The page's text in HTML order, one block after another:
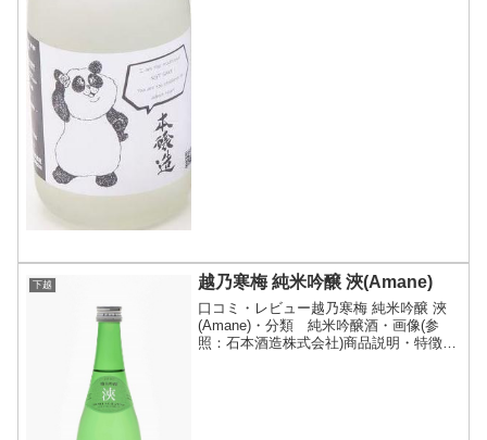
下越 越乃寒梅 純米吟醸 浹(Amane)
口コミ・レビュー越乃寒梅 純米吟醸 浹
(Amane)・分類 純米吟醸酒・画像(参
照：石本酒造株式会社)商品説明・特徴な